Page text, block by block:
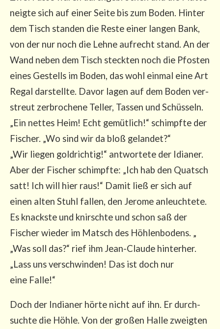
neig­te sich auf einer Sei­te bis zum Boden. Hin­ter
dem Tisch stan­den die Res­te einer lan­gen Bank,
von der nur noch die Leh­ne auf­recht stand. An der
Wand neben dem Tisch steck­ten noch die Pfos­ten
eines Gestells im Boden, das wohl ein­mal eine Art
Regal dar­stell­te. Davor lagen auf dem Boden ver­
streut zer­bro­che­ne Tel­ler, Tas­sen und Schüs­seln.
„Ein net­tes Heim! Echt gemüt­lich!“ schimpf­te der
Fischer. „Wo sind wir da bloß gelan­det?“
„Wir lie­gen gold­rich­tig!“ ant­wor­te­te der Idia­ner.
Aber der Fischer schimpf­te: „Ich hab den Quatsch
satt! Ich will hier raus!“ Damit ließ er sich auf
einen alten Stuhl fal­len, den Jero­me anleuch­te­te.
Es knacks­te und knirsch­te und schon saß der
Fischer wie­der im Matsch des Höh­len­bo­dens. „
„Was soll das?“ rief ihm Jean-Clau­de hin­ter­her.
„Lass uns ver­schwin­den! Das ist doch nur
eine Falle!“
Doch der India­ner hör­te nicht auf ihn. Er durch­
such­te die Höh­le. Von der gro­ßen Hal­le zweig­ten